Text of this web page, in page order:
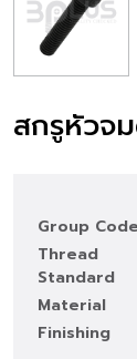
สกรูหัวจ
Group Code
Thread
Standard
Material
Finishing